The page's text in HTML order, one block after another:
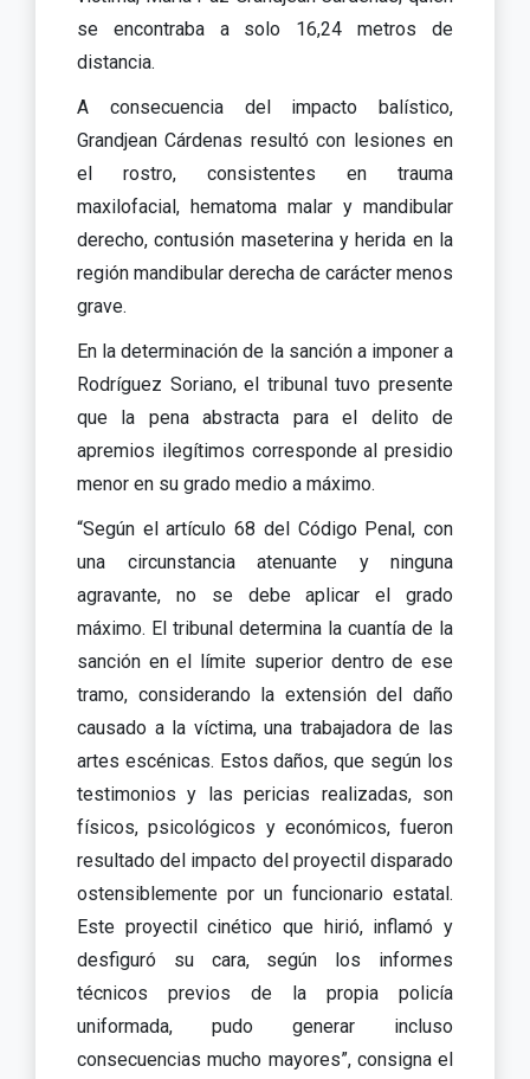
se encontraba a solo 16,24 metros de
distancia.
A consecuencia del impacto balístico,
Grandjean Cárdenas resultó con lesiones en
el rostro, consistentes en trauma
maxilofacial, hematoma malar y mandibular
derecho, contusión maseterina y herida en la
región mandibular derecha de carácter menos
grave.
En la determinación de la sanción a imponer a
Rodríguez Soriano, el tribunal tuvo presente
que la pena abstracta para el delito de
apremios ilegítimos corresponde al presidio
menor en su grado medio a máximo.
“Según el artículo 68 del Código Penal, con
una circunstancia atenuante y ninguna
agravante, no se debe aplicar el grado
máximo. El tribunal determina la cuantía de la
sanción en el límite superior dentro de ese
tramo, considerando la extensión del daño
causado a la víctima, una trabajadora de las
artes escénicas. Estos daños, que según los
testimonios y las pericias realizadas, son
físicos, psicológicos y económicos, fueron
resultado del impacto del proyectil disparado
ostensiblemente por un funcionario estatal.
Este proyectil cinético que hirió, inflamó y
desfiguró su cara, según los informes
técnicos previos de la propia policía
uniformada, pudo generar incluso
consecuencias mucho mayores”, consigna el